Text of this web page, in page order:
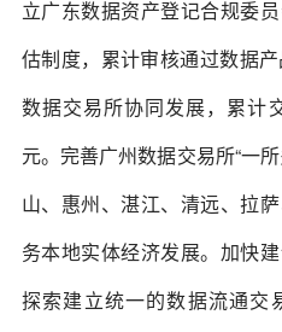
立广东数据资产登记合规委
估制度，累计审核通过数据
数据交易所协同发展，累计
元。完善广州数据交易所“一
山、惠州、湛江、清远、拉
务本地实体经济发展。加快
探索建立统一的数据流通交